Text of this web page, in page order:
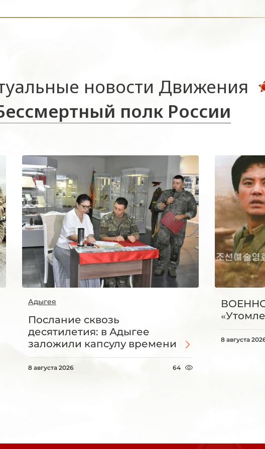
новости Движения
полк России
Адыгея
Послание сквозь
десятилетия: в Адыгее
заложили капсулу времени
8 августа 2026 64
8 августа